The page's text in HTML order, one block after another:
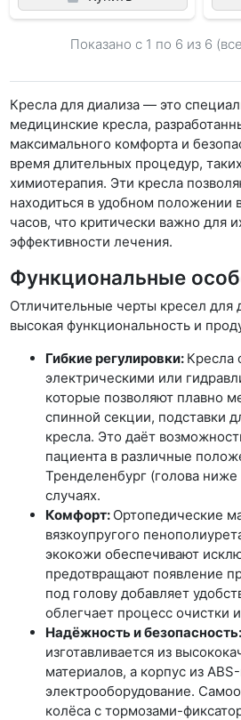
Показано с 1 по 6 из 6
Кресла для диализа — это
медицинские кресла,
максимального комфорта и
время длительных процедур,
химиотерапия. Эти кресла
находиться в удобном положении
часов, что критически важно для
эффективности лечения.
Функциональные
Отличительные черты кресел для
высокая функциональность и
Гибкие регулировки: Кресла
электрическими или
которые позволяют плавно
спинной секции, подставки
кресла. Это даёт
пациента в различные
Тренделенбург (голова ниже
случаях.
Комфорт: Ортопедические
вязкоупругого
экокожи обеспечивают
предотвращают появление
под голову добавляет
облегчает процесс очистки
Надёжность и безопасность:
изготавливается из
материалов, а корпус из
электрооборудование.
колёса с тормозами-